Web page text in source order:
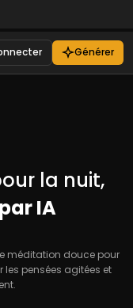
Générer
la nuit,
IA
méditation douce pour
les pensées agitées et